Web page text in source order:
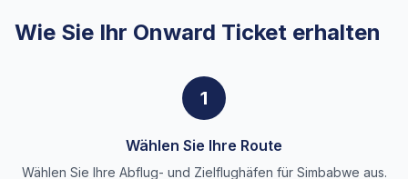
Wie Sie Ihr Onward Ticket erhalten
1
Wählen Sie Ihre Route
Wählen Sie Ihre Abflug- und Zielflughäfen für Simbabwe aus.